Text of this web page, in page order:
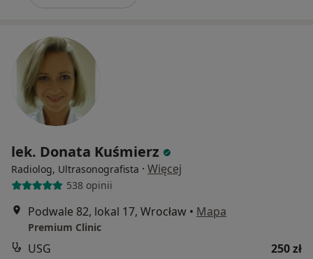
lek. Donata Kuśmierz
Radiolog, Ultrasonografista · Więcej
538 opinii
Podwale 82, lokal 17, Wrocław • Mapa
Premium Clinic
USG
250 zł